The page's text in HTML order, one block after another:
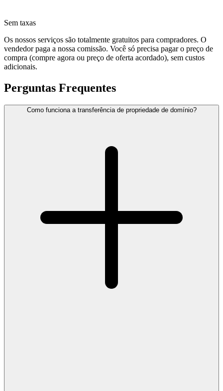
Sem taxas
Os nossos serviços são totalmente gratuitos para compradores. O
vendedor paga a nossa comissão. Você só precisa pagar o preço de
compra (compre agora ou preço de oferta acordado), sem custos
adicionais.
Perguntas Frequentes
Como funciona a transferência de propriedade de domínio?